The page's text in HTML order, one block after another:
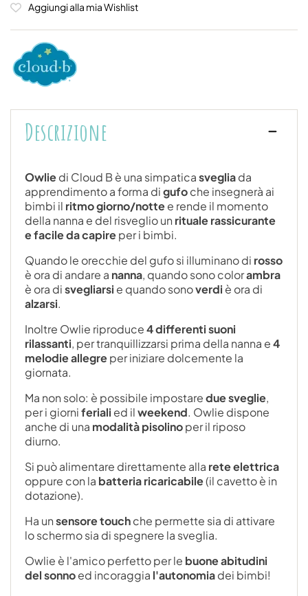
Aggiungi alla mia Wishlist
Descrizione
Owliedi Cloud B è una simpaticasvegliada
apprendimento a forma digufoche insegnerà ai
bimbi il ritmo giorno/nottee rende il momento
della nanna e del risveglio un rituale rassicurante
e facile da capireper i bimbi.
Quando le orecchie del gufo si illuminano di rosso
è ora di andare a nanna, quando sono colorambra
è ora disvegliarsi e quando sonoverdi è ora di
alzarsi.
Inoltre Owlie riproduce4 differenti suoni
rilassanti, per tranquillizzarsi prima della nanna e4
melodie allegreper iniziare dolcemente la
giornata.
Ma non solo: è possibile impostaredue sveglie,
per i giorniferiali ed ilweekend. Owlie dispone
anche di una modalità pisolinoper il riposo
diurno.
Si può alimentare direttamente alla rete elettrica
oppure con la batteria ricaricabile(il cavetto è in
dotazione).
Ha unsensore touchche permette sia di attivare
lo schermo sia di spegnere la sveglia.
Owlie è l'amico perfetto per le buone abitudini
del sonnoed incoraggia l'autonomiadei bimbi!